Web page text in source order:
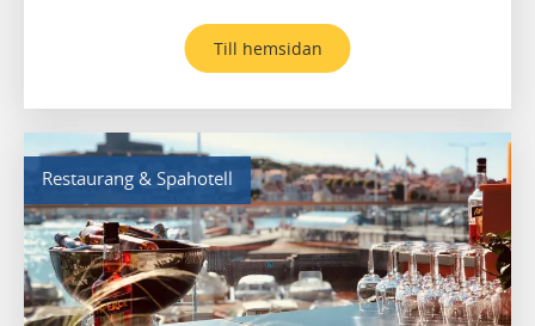
Till hemsidan
Restaurang & Spahotell